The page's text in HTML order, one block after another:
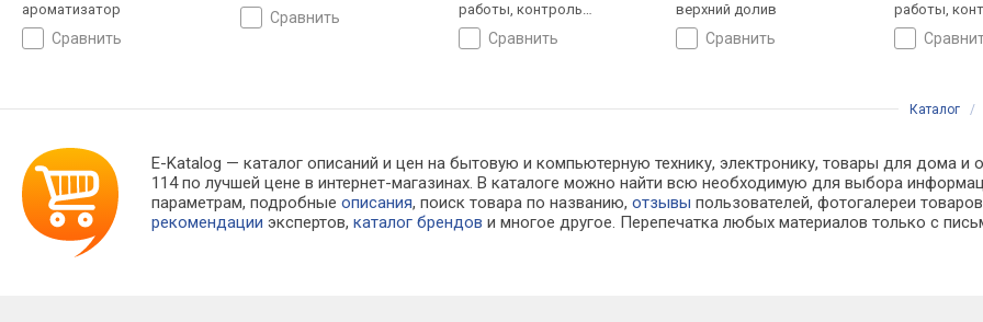
ароматизатор
сравнить
сравнить
работы, контроль
влажности (гигростат),
ароматизатор, верхний
сравнить
верхний долив
сравнить
работы,
влажности
ночной
Каталог
E-Katalog — каталог описаний и цен на бытовую и компьютерную технику, электронику, товары для дома и
114 по лучшей цене в интернет-магазинах. В каталоге можно найти всю необходимую для выбора
параметрам, подробныеописания, поиск товара по названию,отзывы пользователей, фотогалереи
рекомендации экспертов,каталог брендов и многое другое. Перепечатка любых материалов только с